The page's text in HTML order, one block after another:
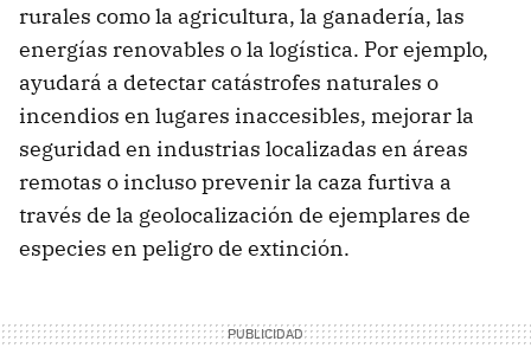
rurales como la agricultura, la ganadería, las
energías renovables o la logística. Por ejemplo,
ayudará a detectar catástrofes naturales o
incendios en lugares inaccesibles, mejorar la
seguridad en industrias localizadas en áreas
remotas o incluso prevenir la caza furtiva a
través de la geolocalización de ejemplares de
especies en peligro de extinción.